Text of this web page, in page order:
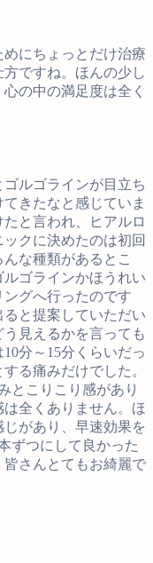
にちょっとだけ治療
ですね。ほんの少し
の中の満足度は全く
ルゴラインが目立ち
きたなと感じていま
と言われ、ヒアルロ
クに決めたのは初回
な種類があるとこ
ゴラインかほうれい
グへ行ったのです
と提案していただい
見えるかを言っても
分～15分くらいだっ
る痛みだけでした。
とこりこり感があり
全くありません。ほ
があり、早速効果を
ずつにして良かった
さんとてもお綺麗で